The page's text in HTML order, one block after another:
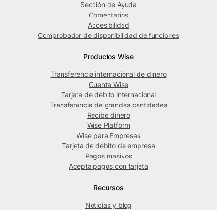
Sección de Ayuda
Comentarios
Accesibilidad
Comprobador de disponibilidad de funciones
Productos Wise
Transferencia internacional de dinero
Cuenta Wise
Tarjeta de débito internacional
Transferencia de grandes cantidades
Recibe dinero
Wise Platform
Wise para Empresas
Tarjeta de débito de empresa
Pagos masivos
Acepta pagos con tarjeta
Recursos
Noticias y blog